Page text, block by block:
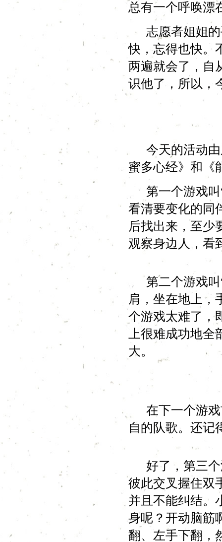
总有一个呼唤漂
志愿者姐姐的
快，忘得也快。
两遍就会了，自
识他了，所以，
今天的活动由
蜜多心经》和《
第一个游戏叫
看清要变化的同
后找出来，至少
观察身边人，看
第二个游戏叫
肩，坐在地上，
个游戏太难了，
上很难成功地
大。
在下一个游戏
自的队歌。还记
好了，第三个
彼此交叉握住双
并且不能纠结。
身呢？开动脑筋
翻、左手下翻，